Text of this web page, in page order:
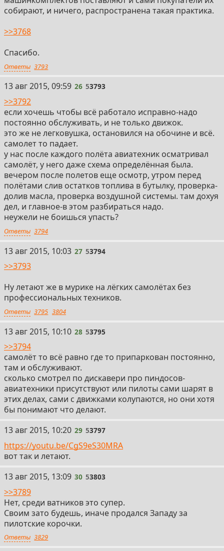
собирают, и ничего, распространена такая практика.
>>3768
Спасибо.
Ответы 3793
13 авг 2015, 09:59 26 53793
>>3792
если хочешь чтобы всё работало исправно-надо
постоянно обслуживать, и не только движок.
это же не легковушка, остановился на обочине и всё.
самолет то падает.
у нас после каждого полёта авиатехник осматривал
самолёт, у него даже схема определённая была.
вечером после полетов еще осмотр, утром перед
полётами слив остатков топлива в бутылку, проверка-
долив масла, проверка воздушной системы. там дохуя
дел, и главное-в этом разбираться надо.
неужели не боишься упасть?
Ответы 3794
13 авг 2015, 10:03 27 53794
>>3793
Ну летают же в мурике на лёгких самолётах без
профессиональных техников.
Ответы 3795 3804
13 авг 2015, 10:10 28 53795
>>3794
самолёт то всё равно где то припаркован постоянно,
там и обслуживают.
сколько смотрел по дискавери про пиндосов-
авиатехники присутствуют или пилоты сами шарят в
этих делах, сами с движками колупаются, но они хотя
бы понимают что делают.
13 авг 2015, 10:20 29 53797
https://youtu.be/CgS9eS30MRA
вот так и летают.
13 авг 2015, 13:09 30 53803
>>3789
Нет, среди ватников это супер.
Своим зато будешь, иначе продался Западу за
пилотские корочки.
Ответы 3829